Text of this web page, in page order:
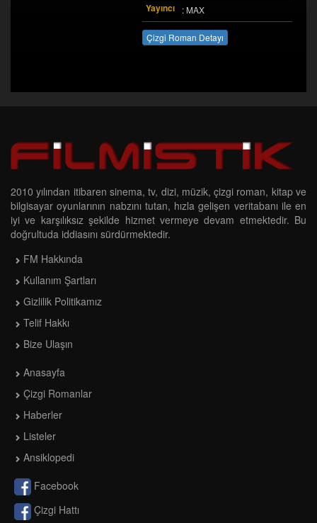
Yayıncı : MAX
Çizgi Roman Detayı
2010 yılından itibaren sinema, tv, dizi, müzik, çizgi roman, kitap ve
bilgisayar oyunlarının nabzını tutan, hızla gelişen veritabanı ile en
iyi ve karşılıksız şekilde hizmet vermeye devam etmektedir. Bu
doğrultuda iddiasını sürdürmektedir.
FM Hakkında
Kullanım Şartları
Gizlilik Politikamız
Telif Hakkı
Bize Ulaşın
Anasayfa
Çizgi Romanlar
Haberler
Listeler
Ansiklopedi
Facebook
Çizgi Hattı